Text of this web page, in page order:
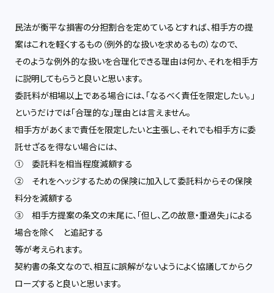
民法が衡平な損害の分担割合を定めているとすれば、相手方の提
案はこれを軽くするもの（例外的な扱いを求めるもの）なので、
そのような例外的な扱いを合理化できる理由は何か、それを相手方
に説明してもらうと良いと思います。
委託料が相場以上である場合には、「なるべく責任を限定したい。」
というだけでは「合理的な」理由とは言えません。
相手方があくまで責任を限定したいと主張し、それでも相手方に委
託せざるを得ない場合には、
① 委託料を相当程度減額する
② それをヘッジするための保険に加入して委託料からその保険
料分を減額する
③ 相手方提案の条文の末尾に、「但し、乙の故意・重過失」による
場合を除く と追記する
等が考えられます。
契約書の条文なので、相互に誤解がないようによく協議してからク
ローズすると良いと思います。